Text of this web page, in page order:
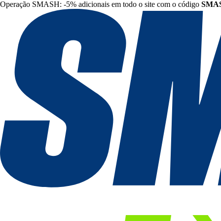
Operação SMASH: -5% adicionais em todo o site com o código